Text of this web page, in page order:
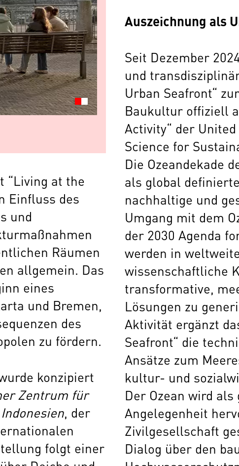
“Living at the
Einfluss des
und
Räumen
allgemein. Das
eines
und Bremen,
des
zu fördern.
konzipiert
Zentrum für
, der
folgt einer
Auszeichnung als
Seit Dezember
und
Urban Seafront“
Baukultur offiziell
Activity“ der
Science for
Die Ozeandekade
als global
nachhaltige und
Umgang mit dem
der 2030 Agenda
werden in
wissenschaftliche
transformative,
Lösungen zu
Aktivität ergänzt
Seafront“ die
Ansätze zum
kultur- und
Der Ozean wird
Angelegenheit
Zivilgesellschaft
Dialog über den